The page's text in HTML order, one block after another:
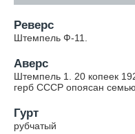
Реверс
Штемпель Ф-11.
Аверс
Штемпель 1. 20 копеек
герб СССР опоясан
Гурт
рубчатый